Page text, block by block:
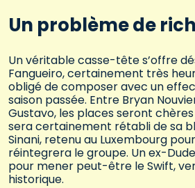
Un problème de
Un véritable casse-tête s’offre
Fangueiro, certainement très
obligé de composer avec un
saison passée. Entre Bryan
Gustavo, les places seront
sera certainement rétabli de sa
Sinani, retenu au Luxembourg
réintegrera le groupe. Un ex-
pour mener peut-être le Swift,
historique.